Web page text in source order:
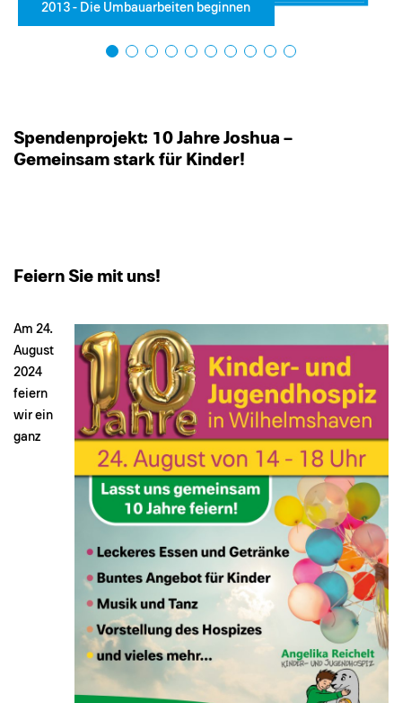
2013 - Die Umbauarbeiten beginnen
Spendenprojekt: 10 Jahre Joshua –
Gemeinsam stark für Kinder!
Feiern Sie mit uns!
Am 24.
August
2024
feiern
wir ein
ganz